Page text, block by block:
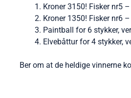
Kroner 3150! Fisker nr5 –
Kroner 1350! Fisker nr6 –
Paintball for 6 stykker,
Elvebåttur for 4 stykker,
Ber om at de heldige vinnerne